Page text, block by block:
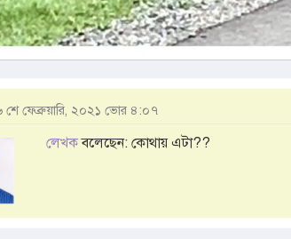
শে ফেব্রুয়ারি, ২০২১ ভোর ৪:০৭
লেখকবলেছেন: কোথায় এটা??